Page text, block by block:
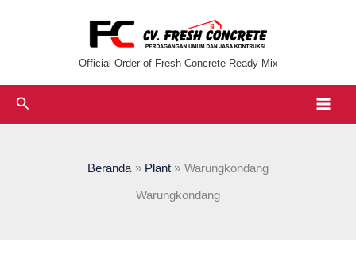
Official Order of Fresh Concrete Ready Mix
Cari
Beranda Plant Warungkondang
Warungkondang